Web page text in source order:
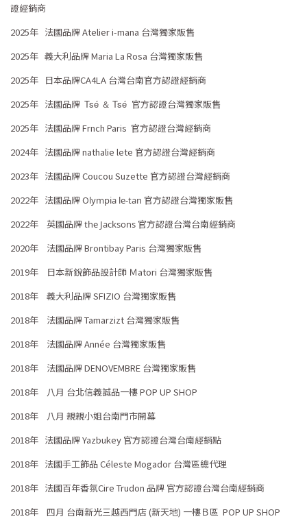
證經銷商
2025年 法國品牌Atelier i-mana 台灣獨家販售
2025年 義大利品牌 Maria La Rosa 台灣獨家販售
2025年 日本品牌CA4LA 台灣台南官方認證經銷商
2025年 法國品牌 Tsé ＆ Tsé 官方認證台灣獨家販售
2025年 法國品牌Frnch Paris 官方認證台灣經銷商
2024年 法國品牌nathalie lete 官方認證台灣經銷商
2023年 法國品牌Coucou Suzette 官方認證台灣經銷商
2022年 法國品牌Olympia le-tan 官方認證台灣獨家販售
2022年 英國品牌the Jacksons 官方認證台灣台南經銷商
2020年 法國品牌 Brontibay Paris 台灣獨家販售
2019年 日本新銳飾品設計師 Ｍatori 台灣獨家販售
2018年 義大利品牌SFIZIO 台灣獨家販售
2018年 法國品牌 Tamarzizt 台灣獨家販售
2018年 法國品牌 Année 台灣獨家販售
2018年 法國品牌 DENOVEMBRE 台灣獨家販售
2018年 八月 台北信義誠品一樓 POP UP SHOP
2018年 八月 親親小姐台南門市開幕
2018年 法國品牌 Yazbukey 官方認證台灣台南經銷點
2018年 法國手工飾品 Céleste Mogador 台灣區總代理
2018年 法國百年香氛Cire Trudon 品牌 官方認證台灣台南經銷商
2018年 四月 台南新光三越西門店 (新天地) 一樓Ｂ區 POP UP SHOP